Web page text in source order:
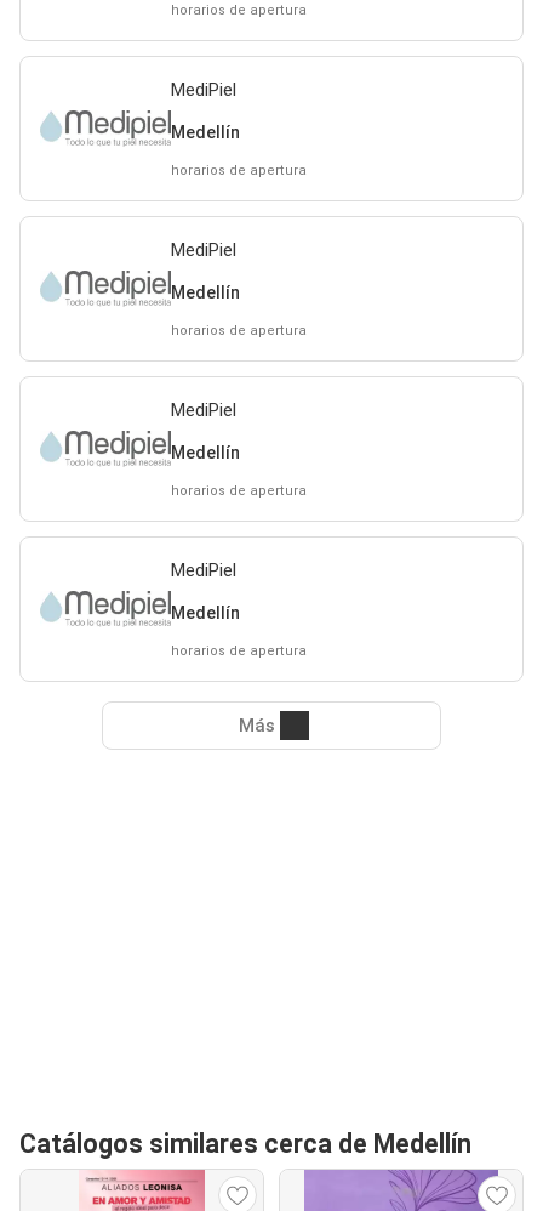
horarios de apertura
MediPiel
Medellín
horarios de apertura
MediPiel
Medellín
horarios de apertura
MediPiel
Medellín
horarios de apertura
MediPiel
Medellín
horarios de apertura
Más
Catálogos similares cerca de Medellín